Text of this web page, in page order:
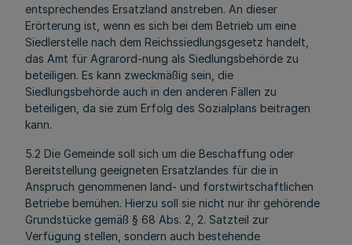
entsprechendes Ersatzland anstreben. An dieser
Erörterung ist, wenn es sich bei dem Betrieb um eine
Siedlerstelle nach dem Reichssiedlungsgesetz handelt,
das Amt für Agrarord-nung als Siedlungsbehörde zu
beteiligen. Es kann zweckmäßig sein, die
Siedlungsbehörde auch in den anderen Fällen zu
beteiligen, da sie zum Erfolg des Sozialplans beitragen
kann.
5.2 Die Gemeinde soll sich um die Beschaffung oder
Bereitstellung geeigneten Ersatzlandes für die in
Anspruch genommenen land- und forstwirtschaftlichen
Betriebe bemühen. Hierzu soll sie nicht nur ihr gehörende
Grundstücke gemäß § 68 Abs. 2, 2. Satzteil zur
Verfügung stellen, sondern auch bestehende